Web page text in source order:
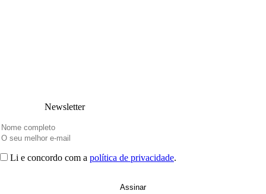
Newsletter
Li e concordo com a política de privacidade.